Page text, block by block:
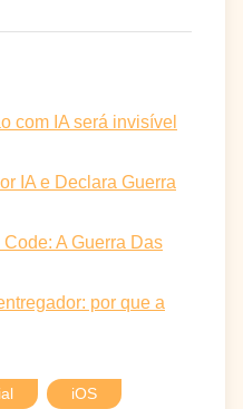
com IA será invisível
IA e Declara Guerra
A Guerra Das
por que a
iOS